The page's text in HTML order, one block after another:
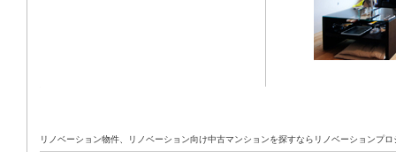
リノベーション物件、リノベーション向け中古マンションを探すならリノベーションプ